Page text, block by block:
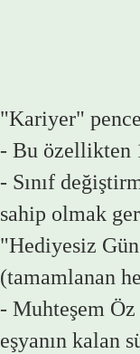
"Kariyer"
- Bu özellikten
- Sınıf
sahip olmak
"Hediyesiz
(tamamlanan
- Muhteşem
eşyanın kalan